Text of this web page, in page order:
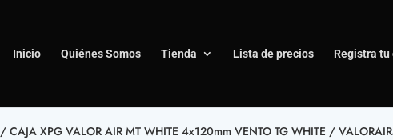
Inicio Quiénes Somos Tienda Lista de precios Registra tu
/ CAJA XPG VALOR AIR MT WHITE 4x120mm VENTO TG WHITE /